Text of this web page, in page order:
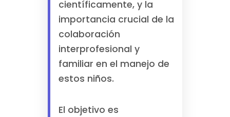
científicamente, y la
importancia crucial de la
colaboración
interprofesional y
familiar en el manejo de
estos niños.
El objetivo es